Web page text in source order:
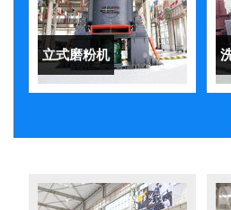
立式磨粉机